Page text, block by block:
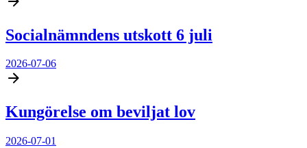
Socialnämndens utskott 6 juli
2026-07-06
Kungörelse om beviljat lov
2026-07-01